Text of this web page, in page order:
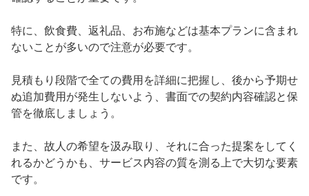
特に、飲食費、返礼品、お布施などは基本プランに含まれ
ないことが多いので注意が必要です。
見積もり段階で全ての費用を詳細に把握し、後から予期せ
ぬ追加費用が発生しないよう、書面での契約内容確認と保
管を徹底しましょう。
また、故人の希望を汲み取り、それに合った提案をしてく
れるかどうかも、サービス内容の質を測る上で大切な要素
です。